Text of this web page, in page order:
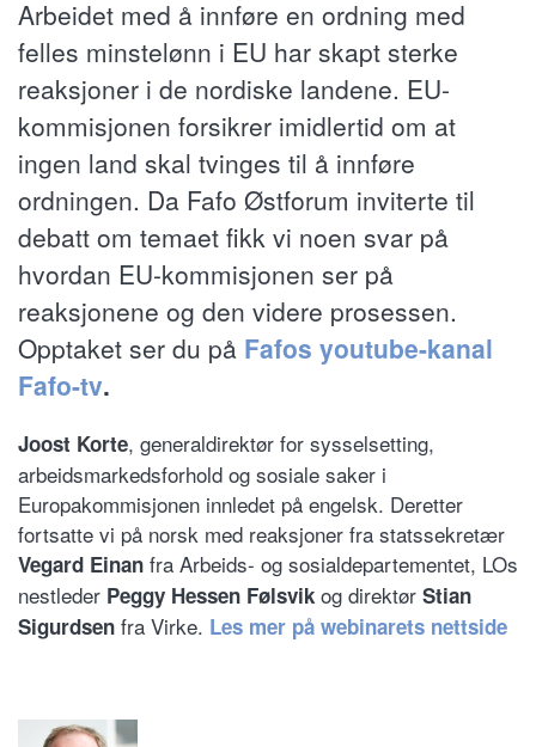
Arbeidet med å innføre en ordning med
felles minstelønn i EU har skapt sterke
reaksjoner i de nordiske landene. EU-
kommisjonen forsikrer imidlertid om at
ingen land skal tvinges til å innføre
ordningen. Da Fafo Østforum inviterte til
debatt om temaet fikk vi noen svar på
hvordan EU-kommisjonen ser på
reaksjonene og den videre prosessen.
Opptaket ser du på Fafos youtube-kanal
Fafo-tv.
Joost Korte, generaldirektør for sysselsetting,
arbeidsmarkedsforhold og sosiale saker i
Europakommisjonen innledet på engelsk. Deretter
fortsatte vi på norsk med reaksjoner fra statssekretær
Vegard Einan fra Arbeids- og sosialdepartementet, LOs
nestleder Peggy Hessen Følsvik og direktør Stian
Sigurdsen fra Virke. Les mer på webinarets nettside